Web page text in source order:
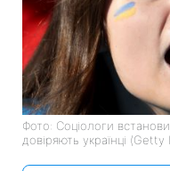
Фото: Соціологи
довіряють українці (Getty